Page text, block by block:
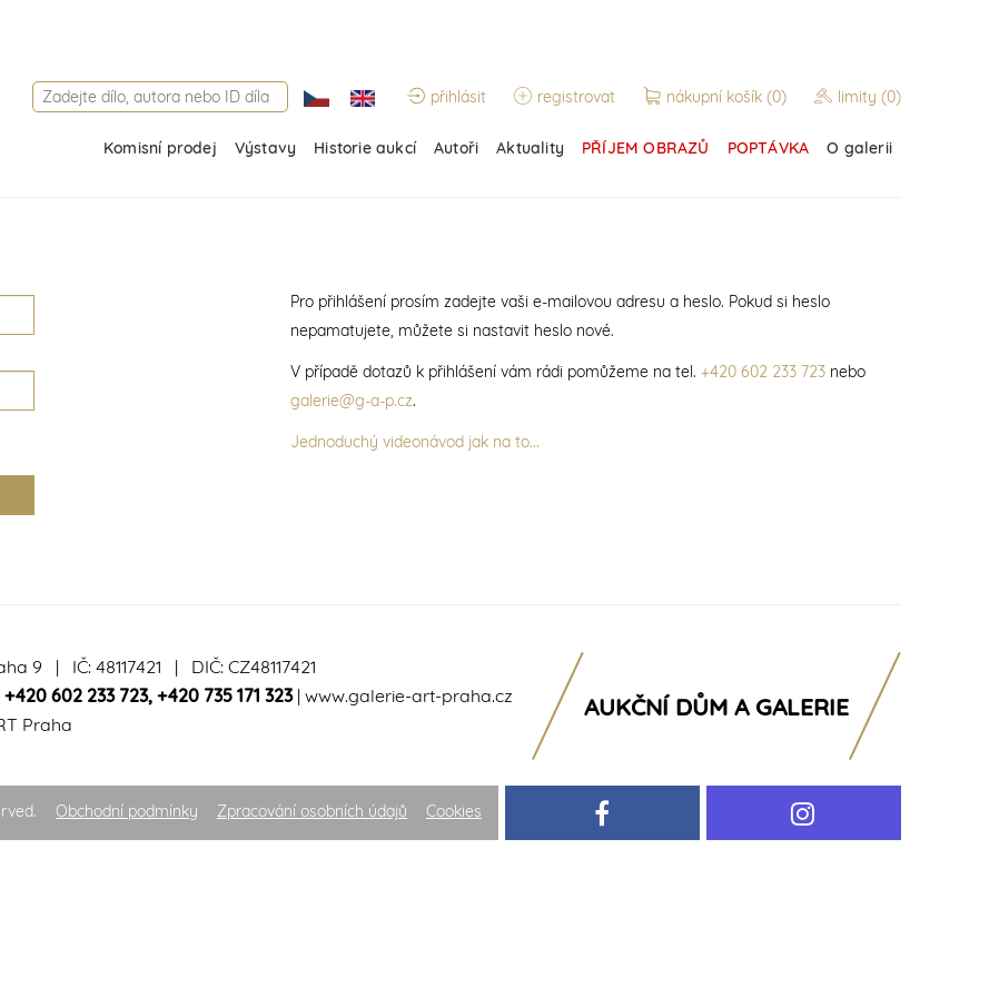
přihlásit registrovat nákupní košík (0) limity (0)
Komisní prodej Výstavy Historie aukcí Autoři Aktuality PŘÍJEM OBRAZŮ POPTÁVKA O galerii
Pro přihlášení prosím zadejte vaši e-mailovou adresu a heslo. Pokud si heslo
nepamatujete, můžete si nastavit heslo nové.
V případě dotazů k přihlášení vám rádi pomůžeme na tel. +420 602 233 723nebo
galerie@g-a-p.cz.
Jednoduchý videonávod jak na to...
9 | IČ: 48117421 | DIČ: CZ48117421
+420 602 233 723, +420 735 171 323| www.galerie-art-praha.cz
Praha
AUKČNÍ DŮM A GALERIE
Obchodní podmínky Zpracování osobních údajů Cookies